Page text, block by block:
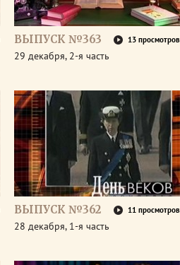
ВЫПУСК №363 13 просмотров
29 декабря, 2-я часть
ВЫПУСК №362 11 просмотров
28 декабря, 1-я часть